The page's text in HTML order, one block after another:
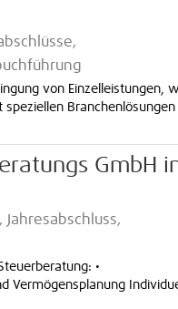
von Einzelleistungen,
speziellen
GmbH
•
Vermögensplanung